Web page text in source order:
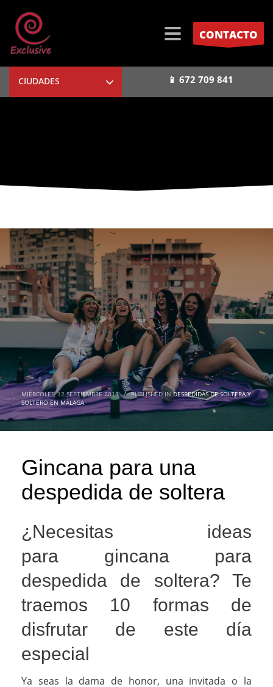
CONTACTO
CIUDADES 📱 672 709 841
MIÉRCOLES, 12 SEPTIEMBRE 2018 / PUBLISHED INDESPEDIDAS DE SOLTERA Y
SOLTERO EN MÁLAGA
Gincana para una
despedida de soltera
¿Necesitas ideas
para gincana para
despedida de soltera? Te
traemos 10 formas de
disfrutar de este día
especial
Ya seas la dama de honor, una invitada o la